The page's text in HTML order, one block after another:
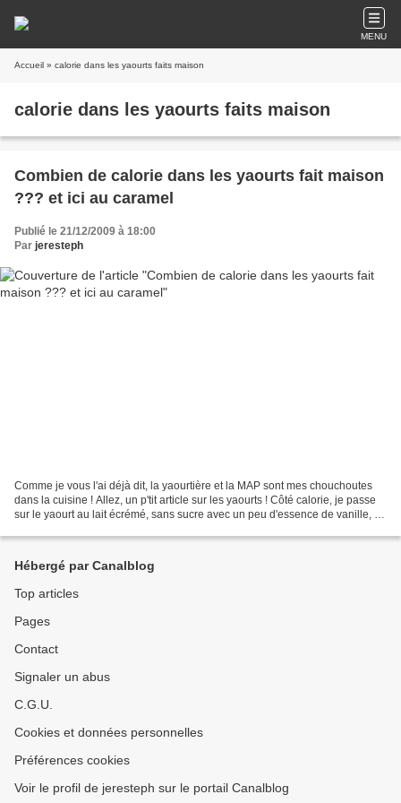
MENU
Accueil » calorie dans les yaourts faits maison
calorie dans les yaourts faits maison
Combien de calorie dans les yaourts fait maison
??? et ici au caramel
Publié le 21/12/2009 à 18:00
Par jeresteph
Comme je vous l'ai déjà dit, la yaourtière et la MAP sont mes chouchoutes
dans la cuisine ! Allez, un p'tit article sur les yaourts ! Côté calorie, je passe
sur le yaourt au lait écrémé, sans sucre avec un peu d'essence de vanille, de
Hébergé par Canalblog
Top articles
Pages
Contact
Signaler un abus
C.G.U.
Cookies et données personnelles
Préférences cookies
Voir le profil de jeresteph sur le portail Canalblog